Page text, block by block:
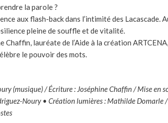
la parole ?
aux flash-back dans l’intimité des Lacascade.
pleine de souffle et de vitalité.
lauréate de l’Aide à la création ARTCENA,
le pouvoir des mots.
(musique) / Écriture : Joséphine Chaffin /Mise en
Noury • Création lumières : Mathilde Domarle/